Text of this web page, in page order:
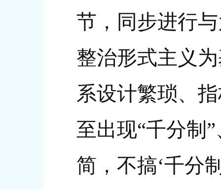
节，同步进行
整治形式主义
系设计繁琐、
至出现“千分制
简，不搞‘千分